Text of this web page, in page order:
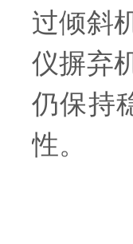
过倾斜
仪摒弃
仍保持
性。